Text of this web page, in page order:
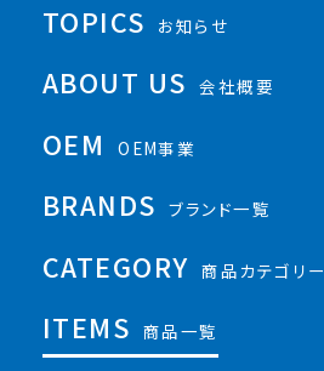
TOPICS お知らせ
ABOUT US 会社概要
OEM OEM事業
BRANDS ブランド一覧
CATEGORY 商品カテゴリー
ITEMS 商品一覧